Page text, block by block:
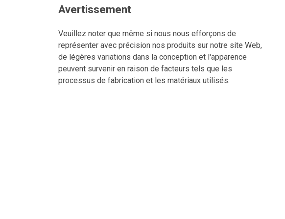
Avertissement
Veuillez noter que même si nous nous efforçons de
représenter avec précision nos produits sur notre site Web,
de légères variations dans la conception et l'apparence
peuvent survenir en raison de facteurs tels que les
processus de fabrication et les matériaux utilisés.